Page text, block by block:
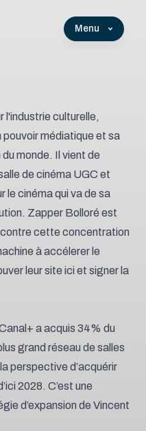
l'industrie culturelle,
médiatique et sa
monde. Il vient de
de cinéma UGC et
le cinéma qui va de sa
Zapper Bolloré est
contre cette concentration
à accélerer le
leur site iciet signer la
a acquis 34% du
grand réseau de salles
perspective d’acquérir
2028. C’est une
d’expansion de Vincent
Menu